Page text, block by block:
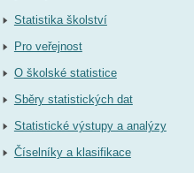
Statistika školství
Pro veřejnost
O školské statistice
Sběry statistických dat
Statistické výstupy a analýzy
Číselníky a klasifikace